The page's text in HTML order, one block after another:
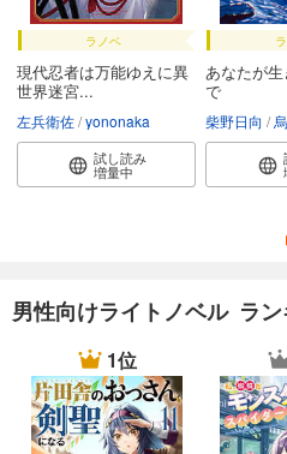
ラノベ
現代忍者は万能ゆえに異
世界迷宮...
左兵衛佐 yononaka
試し読み
増量中
あなたが
で
柴野日向
男性向けライトノベル ラ
1位